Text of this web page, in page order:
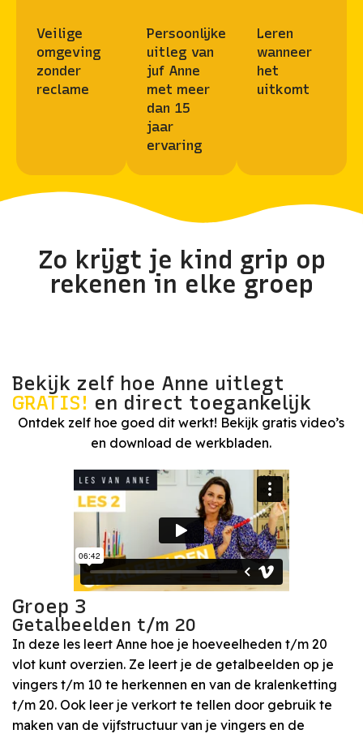
Veilige
omgeving
zonder
reclame
Persoonlijke
uitleg van
juf Anne
met meer
dan 15
jaar
ervaring
Leren
wanneer
het
uitkomt
Zo krijgt je kind grip op
rekenen in elke groep
Bekijk zelf hoe Anne uitlegt
GRATIS! en direct toegankelijk
Ontdek zelf hoe goed dit werkt! Bekijk gratis video’s
en download de werkbladen.
Groep 3
Getalbeelden t/m 20
In deze les leert Anne hoe je hoeveelheden t/m 20
vlot kunt overzien. Ze leert je de getalbeelden op je
vingers t/m 10 te herkennen en van de kralenketting
t/m 20. Ook leer je verkort te tellen door gebruik te
maken van de vijfstructuur van je vingers en de